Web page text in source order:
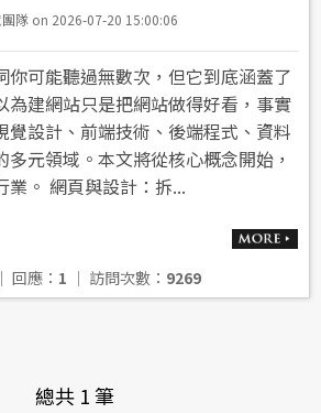
隊 on 2026-07-20 15:00:06
你可能聽過無數次，但它到底涵蓋了
為建網站只是把網站做得好看，事實
覺設計、前端技術、後端程式、資料
元領域。本文將從核心概念開始，
業。 網頁與設計：拆...
│ 回應： 1 │ 訪問次數： 9269
總共 1 筆